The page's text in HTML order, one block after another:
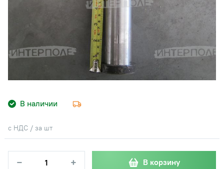
В наличии
с НДС / за шт
− + В корзину